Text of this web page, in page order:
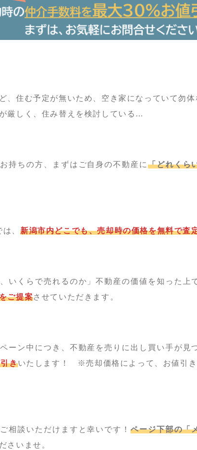
、住む予定が無いため、空き家になっていて勿
厳しく、住み替えを検討している…
持ちの方、まずはご自身の不動産に 「どれくら
、 新潟市内どこでも、売却時の価格を無料で査
、いくらで売れるのか」不動産の価値を知った上
ご提案させていただきます。
ーン中につき、不動産を売りに出し買い手が見
きいたします！ ※売却価格によって、お値引
相談いただけますと幸いです！ページ下部の「
さいませ。